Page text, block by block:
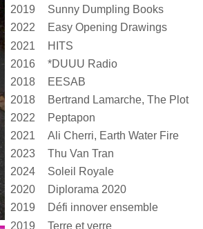
2019
Sunny Dumpling Books
2022
Easy Opening Drawings
2021
HITS
2016 *DUUU Radio
2018 EESAB
2018 Bertrand Lamarche, The Plot
2022
Peptapon
2021
Ali Cherri, Earth Water Fire
2023
Thu Van Tran
2024
Soleil Royale
2020
Diplorama 2020
2019
Défi innover ensemble
2019
Terre et verre